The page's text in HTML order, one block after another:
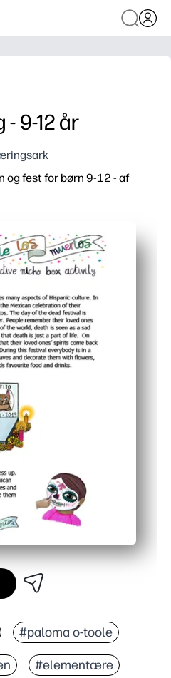
9-12 år
og fest for børn 9-12 - af
#paloma o-toole
#elementære